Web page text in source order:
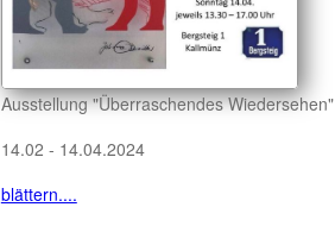
Ausstellung "Überraschendes Wiedersehen"
14.02 - 14.04.2024
blättern....